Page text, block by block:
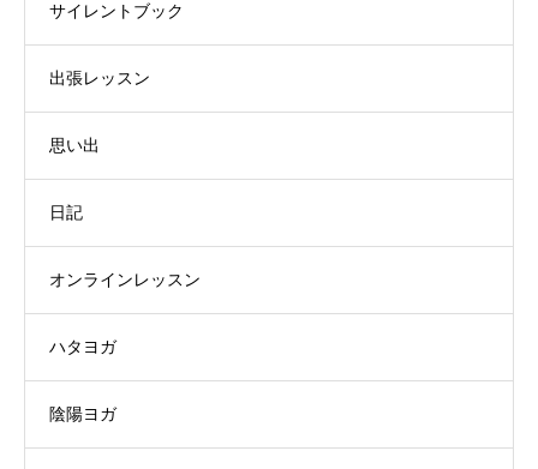
サイレントブック
出張レッスン
思い出
日記
オンラインレッスン
ハタヨガ
陰陽ヨガ